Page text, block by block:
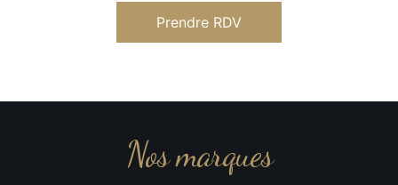
Prendre RDV
Nos marques